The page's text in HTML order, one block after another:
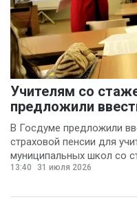
(5)
Иван Панов(5)
Анна Лопаткина(4)
Артём Шишков(4)
Владимир
(4)
Вячеслав Чеглов
Ольга Агаркова
Ольга Пинчук(4)
Учителям со
предложили
В Госдуме предложили
страховой пенсии для
муниципальных школ со
13:40 31 июля 2026